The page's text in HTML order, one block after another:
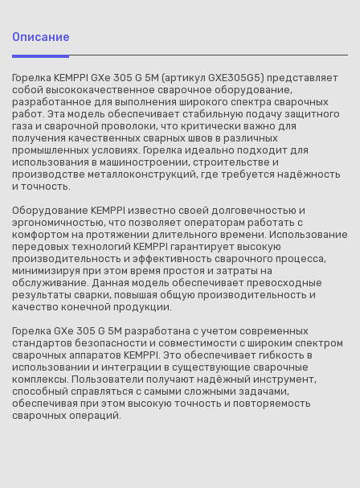
Описание
Горелка KEMPPI GXe 305 G 5M (артикул GXE305G5) представляет
собой высококачественное сварочное оборудование,
разработанное для выполнения широкого спектра сварочных
работ. Эта модель обеспечивает стабильную подачу защитного
газа и сварочной проволоки, что критически важно для
получения качественных сварных швов в различных
промышленных условиях. Горелка идеально подходит для
использования в машиностроении, строительстве и
производстве металлоконструкций, где требуется надёжность
и точность.
Оборудование KEMPPI известно своей долговечностью и
эргономичностью, что позволяет операторам работать с
комфортом на протяжении длительного времени. Использование
передовых технологий KEMPPI гарантирует высокую
производительность и эффективность сварочного процесса,
минимизируя при этом время простоя и затраты на
обслуживание. Данная модель обеспечивает превосходные
результаты сварки, повышая общую производительность и
качество конечной продукции.
Горелка GXe 305 G 5M разработана с учетом современных
стандартов безопасности и совместимости с широким спектром
сварочных аппаратов KEMPPI. Это обеспечивает гибкость в
использовании и интеграции в существующие сварочные
комплексы. Пользователи получают надёжный инструмент,
способный справляться с самыми сложными задачами,
обеспечивая при этом высокую точность и повторяемость
сварочных операций.